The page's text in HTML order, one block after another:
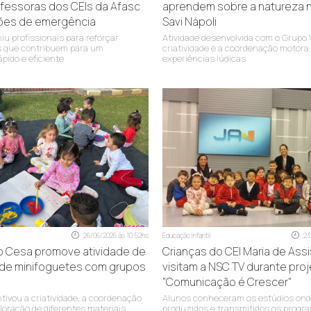
R: Imigrante Biléssimo S/N°, B: Pinheirinho, CEP: 88805-075
R: Otávio Fontana S/N°, B: São Simão, CEP: 88811-460
R: Manoel João Machado S/N°, B: Metropol, CEP: 88819-000
R: Valentim Pizzetti S/Nº, B Nossa Senhora da Salete, CEP: 88815-500
R: Felipe Serafim da Silva n° 368, B: HG, CEP: 88812-365
R: Imigrante José Colombo S/N°, B: Rio Maina, CEP: 88818-450
R: Rod. Alexandre Belolli nº 20, B: Primeira Linha, CEP: 88816-500
R: Pernambuco S/N°, B: Próspera, CEP: 88813-035
R: Caetano Ronchi S/Nº, B: Laranjinha, CEP: 88818-680
R: Afonso Pena S/N°, B: São Luiz, CEP: 88803-210
dos CEIs da Afasc
de emergência
profissionais para reforçar
que contribuem para um
e eficiente
aprendem sobre a natureza
Savi Nápoli
Atividade desenvolvida com o Grupo
criatividade e a coordenação motora
experiências lúdicas
26/06/2026 às 10:52hs
Cesa promove atividade de
minifoguetes com grupos
a criatividade, a coordenação
de diferentes materiais
Educação Infantil
Crianças do CEI Maria de
visitam a NSC TV durante
"Comunicação é Crescer"
Alunos conheceram os estúdios
produzidos e transmitidos os